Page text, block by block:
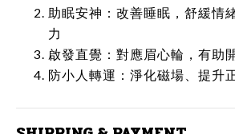
助眠安神：改善睡眠，舒緩情
力
啟發直覺：對應眉心輪，有助
防小人轉運：淨化磁場、提升